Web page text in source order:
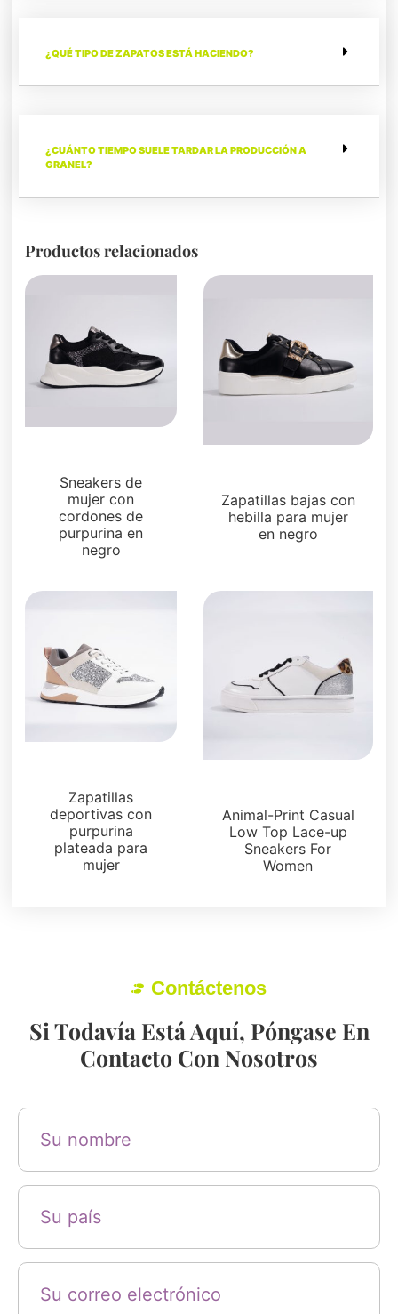
¿QUÉ TIPO DE ZAPATOS ESTÁ HACIENDO?
¿CUÁNTO TIEMPO SUELE TARDAR LA PRODUCCIÓN A
GRANEL?
Productos relacionados
Sneakers de
mujer con
cordones de
purpurina en
negro
Zapatillas bajas con
hebilla para mujer
en negro
Zapatillas
deportivas con
purpurina
plateada para
mujer
Animal-Print Casual
Low Top Lace-up
Sneakers For
Women
Contáctenos
Si Todavía Está Aquí, Póngase En
Contacto Con Nosotros